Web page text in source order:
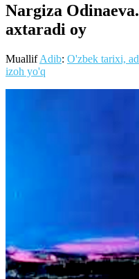
Nargiza
axtaradi oy
MuallifAdib: O'zbek tarixi,
izoh yo'q